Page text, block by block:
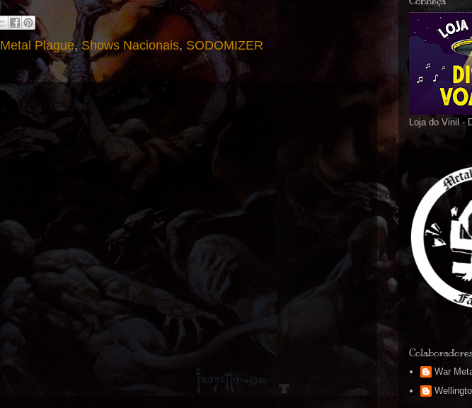
Metal Plague,Shows Nacionais, SODOMIZER
Loja do Vinil -
War